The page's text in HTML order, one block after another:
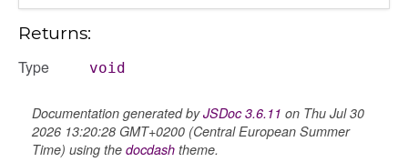
Returns:
Type void
Documentation generated byJSDoc 3.6.11 on Thu Jul 30
2026 13:20:28 GMT+0200 (Central European Summer
Time) using the docdash theme.